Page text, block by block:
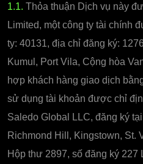
1.1. Thỏa thuận Dịch vụ này
Limited, một công ty tài chính
ty: 40131, địa chỉ đăng ký:
Kumul, Port Vila, Cộng hòa
hợp khách hàng giao dịch
sử dụng tài khoản được chỉ
Saledo Global LLC, đăng ký
Richmond Hill, Kingstown, St.
Hộp thư 2897, số đăng ký